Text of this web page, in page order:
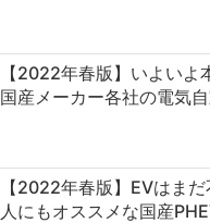
【2022年春版】いよいよ
国産メーカー各社の電気
【2022年春版】EVはまだ
人にもオススメな国産